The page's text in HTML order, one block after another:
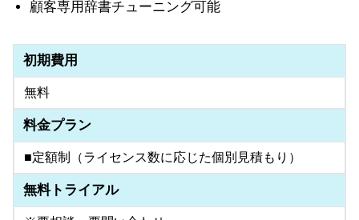
顧客専用辞書チューニング可能
初期費用
無料
料金プラン
■定額制（ライセンス数に応じた個別見積もり）
無料トライアル